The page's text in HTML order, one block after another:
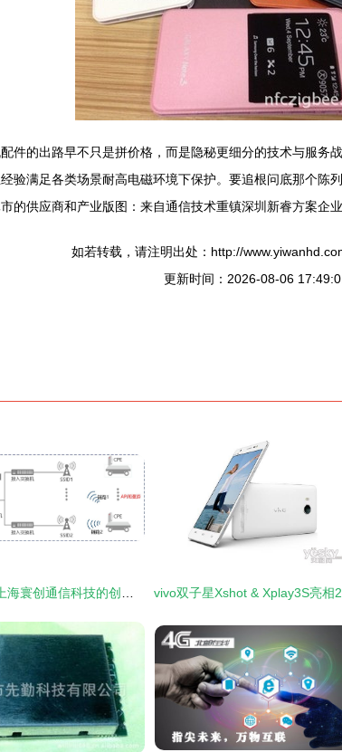
件的出路早不只是拼价格，而是隐秘更细分的技术与服
验满足各类场景耐高电磁环境下保护。要追根问底那个
的供应商和产业版图：来自通信技术重镇深圳新睿方案企业
如若转载，请注明出处：http://
更新时间：2026-08-06